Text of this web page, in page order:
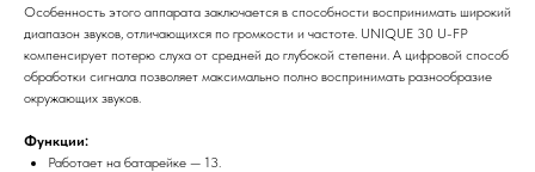
Особенность этого аппарата заключается в способности воспринимать широкий
диапазон звуков, отличающихся по громкости и частоте. UNIQUE 30 U-FP
компенсирует потерю слуха от средней до глубокой степени. А цифровой способ
обработки сигнала позволяет максимально полно воспринимать разнообразие
окружающих звуков.
Функции:
Работает на батарейке — 13.